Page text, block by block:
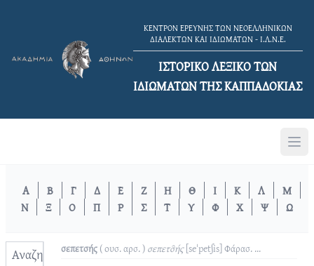
ΚΕΝΤΡΟΝ ΕΡΕΥΝΗΣ ΤΩΝ ΝΕΟΕΛΛΗΝΙΚΩΝ
ΔΙΑΛΕΚΤΩΝ ΚΑΙ ΙΔΙΩΜΑΤΩΝ - Ι.Λ.Ν.Ε.
ΙΣΤΟΡΙΚΟ ΛΕΞΙΚΟ TΩΝ
ΙΔΙΩΜΑΤΩΝ ΤΗΣ ΚΑΠΠΑΔΟΚΙΑΣ
Α Β Γ Δ Ε Ζ Η Θ Ι Κ Λ
Μ
Ν
Ξ Ο Π Ρ Σ Τ Υ Φ Χ Ψ Ω
σεπετσής ( ουσ. αρσ. ) σεπετσ̑ής [seˈpetʃis] Φάρασ. ...